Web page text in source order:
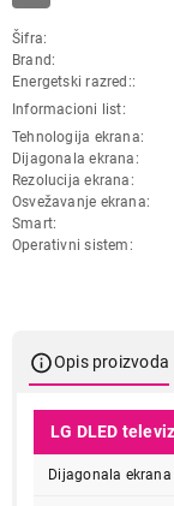
Šifra
Brand
Energetski razred:
Informacioni list
Tehnologija ekrana
Dijagonala ekrana
Rezolucija ekrana
Osvežavanje ekrana
Smart
Operativni sistem
Opis proizvoda
LG DLED
Dijagonala ekrana